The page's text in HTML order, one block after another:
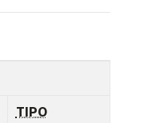
TIPO